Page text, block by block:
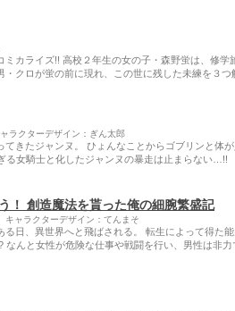
ミカライズ!! 高校２年生の女の子・森野蛍は、修
・クロが蛍の前に現れ、この世に残した未練を３
クターデザイン：ぎん太郎
てきたジャンヌ。 ひょんなことからゴブリンと体
る女騎士と化したジャンヌの暴走は止まらない…!!
！ 創造魔法を貰った俺の細腕繁盛記
ャラクターデザイン：てんまそ
る日、異世界へと飛ばされる。 転生によって得た
なんと女性が危険な仕事や戦闘を行い、男性は非